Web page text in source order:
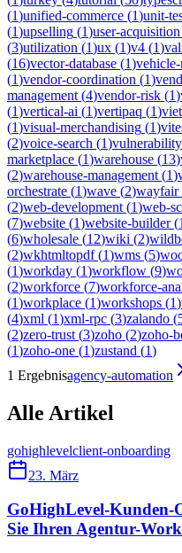
(1)unified-commerce (1)unit-
(1)upselling (1)user-acquisition
(3)utilization (1)ux (1)v4 (1)
(16)vector-database (1)vehicle-
(1)vendor-coordination (1)
management (4)vendor-risk (1)
(1)vertical-ai (1)vertipaq (1)
(1)visual-merchandising (1)
(2)voice-search (1)vulnerability
marketplace (1)warehouse (13)
(2)warehouse-management (1)
orchestrate (1)wave (2)wayfair
(2)web-development (1)web-
(7)website (1)website-builder(1
(6)wholesale (12)wiki (2)
(2)wkhtmltopdf(1)wms (5)
(1)workday (1)workflow (9)
(2)workforce (7)workforce-
(1)workplace (1)workshops (1)
(4)xml (1)xml-rpc (3)zalando (
(2)zero-trust (3)zoho (2)zoho-
(1)zoho-one (1)zustand (1)
1 Ergebnisagency-automation
Alle Artikel
gohighlevelclient-onboarding
23. März
GoHighLevel-Kunden-
Sie Ihren Agentur-